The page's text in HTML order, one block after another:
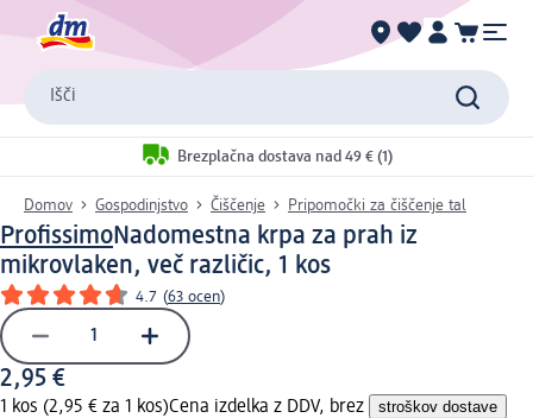
Išči
Brezplačna dostava nad 49 € (1)
Domov Gospodinjstvo Čiščenje Pripomočki za čiščenje tal
ProfissimoNadomestna krpa za prah iz
mikrovlaken, več različic, 1 kos
4.7 (63 ocen)
2,95 €
1 kos (2,95 € za 1 kos)Cena izdelka z DDV, brez stroškov dostave